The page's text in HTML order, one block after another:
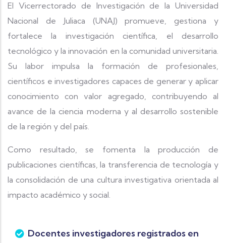
El Vicerrectorado de Investigación de la Universidad
Nacional de Juliaca (UNAJ) promueve, gestiona y
fortalece la investigación científica, el desarrollo
tecnológico y la innovación en la comunidad universitaria.
Su labor impulsa la formación de profesionales,
científicos e investigadores capaces de generar y aplicar
conocimiento con valor agregado, contribuyendo al
avance de la ciencia moderna y al desarrollo sostenible
de la región y del país.
Como resultado, se fomenta la producción de
publicaciones científicas, la transferencia de tecnología y
la consolidación de una cultura investigativa orientada al
impacto académico y social.
Docentes investigadores registrados en